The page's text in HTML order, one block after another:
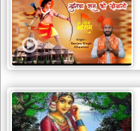
विविध
भजन
miscellaneous
bhajans
विष्णु
भजन
vishnu
bhajans